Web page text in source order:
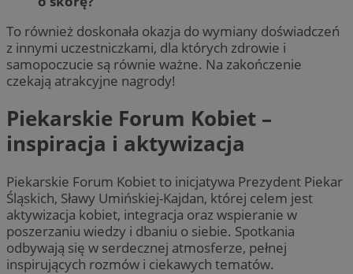
To również doskonała okazja do wymiany doświadczeń
z innymi uczestniczkami, dla których zdrowie i
samopoczucie są równie ważne. Na zakończenie
czekają atrakcyjne nagrody!
Piekarskie Forum Kobiet –
inspiracja i aktywizacja
Piekarskie Forum Kobiet to inicjatywa Prezydent Piekar
Śląskich, Sławy Umińskiej-Kajdan, której celem jest
aktywizacja kobiet, integracja oraz wspieranie w
poszerzaniu wiedzy i dbaniu o siebie. Spotkania
odbywają się w serdecznej atmosferze, pełnej
inspirujących rozmów i ciekawych tematów.